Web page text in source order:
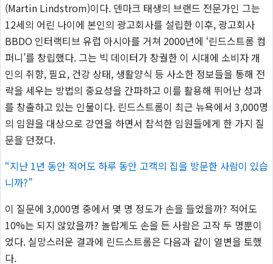
(Martin Lindstrom)이다. 덴마크 태생의 브랜드 전문가인 그는
12세의 어린 나이에 본인의 광고회사를 설립한 이후, 광고회사
BBDO 인터랙티브 유럽 아시아를 거쳐 2000년에 ‘린드스트롬 컴
퍼니’를 창립했다. 그는 빅 데이터가 창궐한 이 시대에 소비자 개
인의 취향, 필요, 건강 상태, 생활양식 등 사소한 정보들을 통해 전
략을 세우는 방법의 중요성을 간파하고 이를 활용해 뛰어난 성과
를 창출하고 있는 인물이다. 린드스트롬이 최근 뉴욕에서 3,000명
의 임원을 대상으로 강연을 하면서 참석한 임원들에게 한 가지 질
문을 던졌다.
“지난 1년 동안 적어도 하루 동안 고객의 집을 방문한 사람이 있습
니까?”
이 질문에 3,000명 중에서 몇 명 정도가 손을 들었을까? 적어도
10%는 되지 않았을까? 놀랍게도 손을 든 사람은 고작 두 명뿐이
었다. 실망스러운 결과에 린드스트롬은 다음과 같이 열변을 토했
다.